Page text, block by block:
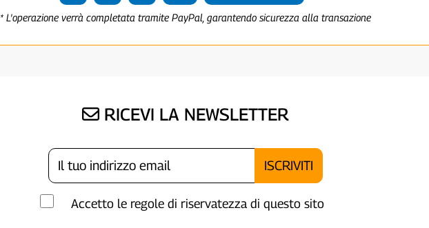
* L'operazione verrà completata tramite PayPal, garantendo sicurezza alla transazione
RICEVI LA NEWSLETTER
Accetto le regole di riservatezza di questo sito